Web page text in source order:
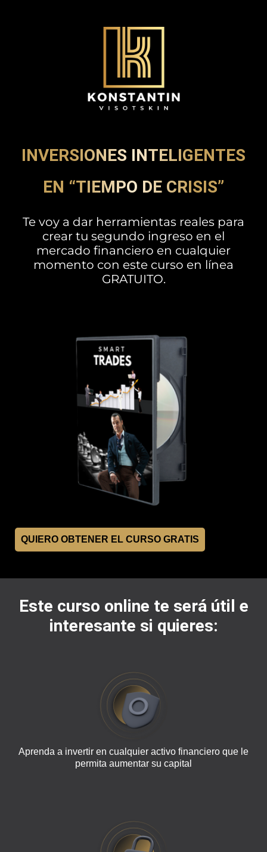
INVERSIONES INTELIGENTES
EN “TIEMPO DE CRISIS”
Te voy a dar herramientas reales para
crear tu segundo ingreso en el
mercado financiero en cualquier
momento con este curso en línea
GRATUITO.
QUIERO OBTENER EL CURSO GRATIS
Este curso online te será útil e
interesante si quieres:
Aprenda a invertir en cualquier activo financiero que le
permita aumentar su capital